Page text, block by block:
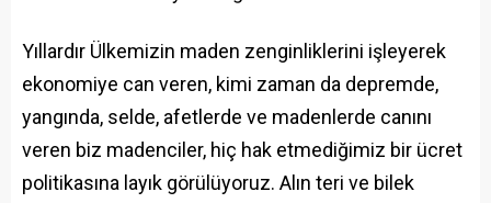
Yıllardır Ülkemizin maden zenginliklerini işleyerek
ekonomiye can veren, kimi zaman da depremde,
yangında, selde, afetlerde ve madenlerde canını
veren biz madenciler, hiç hak etmediğimiz bir ücret
politikasına layık görülüyoruz. Alın teri ve bilek